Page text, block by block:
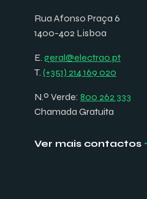
Rua Afonso Praça 6
1400-402 Lisboa
E. geral@electrao.pt
T. (+351) 214 169 020
N.º Verde: 800 262 333
Chamada Gratuita
Ver mais contactos